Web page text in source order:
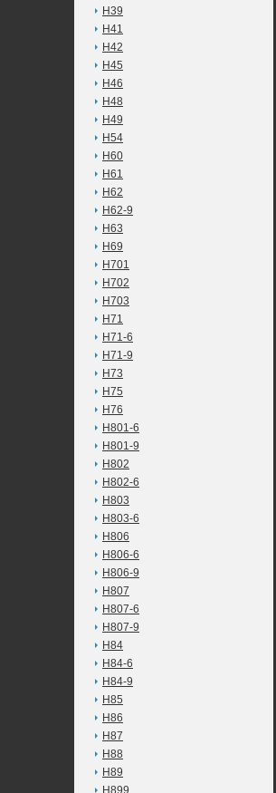
H39
H41
H42
H45
H46
H48
H49
H54
H60
H61
H62
H62-9
H63
H69
H701
H702
H703
H71
H71-6
H71-9
H73
H75
H76
H801-6
H801-9
H802
H802-6
H803
H803-6
H806
H806-6
H806-9
H807
H807-6
H807-9
H84
H84-6
H84-9
H85
H86
H87
H88
H89
H899